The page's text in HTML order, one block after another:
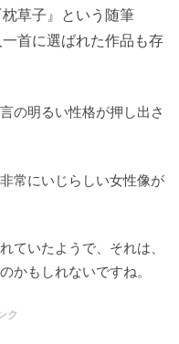
草子』という随筆
首に選ばれた作品も存
の明るい性格が押し出さ
常にいじらしい女性像が
ていたようで、それは、
かもしれないですね。
ク